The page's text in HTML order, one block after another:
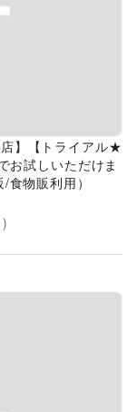
店】【トライアル★
お試しいただけま
物販利用）